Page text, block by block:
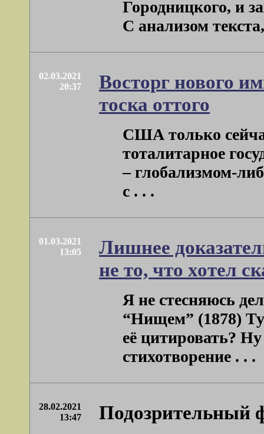
Городницкого, и
С анализом
02.03.2021
20:37
Восторг нового
тоска оттого
США только
тоталитарное
– глобализмом-
с . . .
01.03.2021
13:05
Лишнее
не то, что хотел
Я не стесняюсь
“Нищем” (1878)
её цитировать?
стихотворение . . .
28.02.2021
13:47